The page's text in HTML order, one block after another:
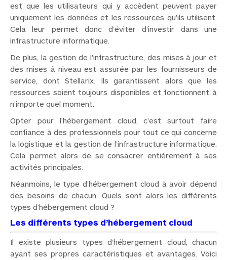
est que les utilisateurs qui y accèdent peuvent payer
uniquement les données et les ressources qu’ils utilisent.
Cela leur permet donc d’éviter d’investir dans une
infrastructure informatique.
De plus, la gestion de l’infrastructure, des mises à jour et
des mises à niveau est assurée par les fournisseurs de
service, dont Stellarix. Ils garantissent alors que les
ressources soient toujours disponibles et fonctionnent à
n’importe quel moment.
Opter pour l’hébergement cloud, c’est surtout faire
confiance à des professionnels pour tout ce qui concerne
la logistique et la gestion de l’infrastructure informatique.
Cela permet alors de se consacrer entièrement à ses
activités principales.
Néanmoins, le type d’hébergement cloud à avoir dépend
des besoins de chacun. Quels sont alors les différents
types d’hébergement cloud ?
Les différents types d’hébergement cloud
Il existe plusieurs types d’hébergement cloud, chacun
ayant ses propres caractéristiques et avantages. Voici